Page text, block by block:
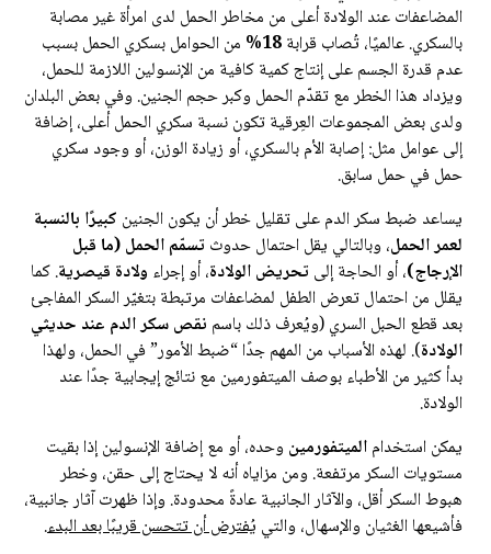
المضاعفات عند الولادة أعلى من مخاطر الحمل لدى امرأة غير مصابة
بالسكري. عالميًا، تُصاب قرابة18%
من الحوامل بسكري الحمل بسبب
عدم قدرة الجسم على إنتاج كمية كافية من الإنسولين اللازمة للحمل،
ويزداد هذا الخطر مع تقدّم الحمل وكبر حجم الجنين. وفي بعض البلدان
ولدى بعض المجموعات العِرقية تكون نسبة سكري الحمل أعلى، إضافة
إلى عوامل مثل: إصابة الأم بالسكري، أو زيادة الوزن، أو وجود سكري
حمل في حمل سابق.
يساعد ضبط سكر الدم على تقليل خطر أن يكون الجنين كبيرًا بالنسبة
لعمر الحمل، وبالتالي يقل احتمال حدوث تسمّم الحمل (ما قبل
الإرجاج)، أو الحاجة إلى تحريض الولادة، أو إجراء ولادة قيصرية. كما
يقلل من احتمال تعرض الطفل لمضاعفات مرتبطة بتغيّر السكر المفاجئ
بعد قطع الحبل السري (ويُعرف ذلك باسم نقص سكر الدم عند حديثي
الولادة). لهذه الأسباب من المهم جدًا “ضبط الأمور” في الحمل، ولهذا
بدأ كثير من الأطباء بوصف الميتفورمين مع نتائج إيجابية جدًا عند
الولادة.
يمكن استخدامالميتفورمين وحده، أو مع إضافة الإنسولين إذا بقيت
مستويات السكر مرتفعة. ومن مزاياه أنه لا يحتاج إلى حقن، وخطر
هبوط السكر أقل، والآثار الجانبية عادةً محدودة. وإذا ظهرت آثار جانبية،
فأشيعها الغثيان والإسهال، والتي يُفترض أن تتحسن قريبًا بعد البدء.